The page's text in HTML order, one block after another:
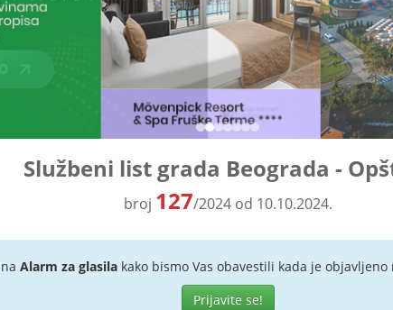
Službeni list grada Beograda -
broj 127/2024 od 10.10.2024.
Alarm za glasilakako bismo Vas obavestili kada je objavljeno
Prijavite se!